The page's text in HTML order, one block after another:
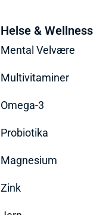
Helse & Wellness
Mental Velvære
Multivitaminer
Omega-3
Probiotika
Magnesium
Zink